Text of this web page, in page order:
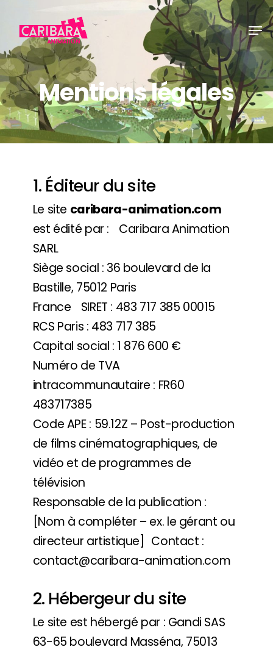
main
content
Mentions légales
1. Éditeur du site
Le site caribara-animation.com
est édité par : Caribara Animation
SARL
Siège social : 36 boulevard de la
Bastille, 75012 Paris
France SIRET : 483 717 385 00015
RCS Paris : 483 717 385
Capital social : 1 876 600 €
Numéro de TVA
intracommunautaire : FR60
483717385
Code APE : 59.12Z – Post-production
de films cinématographiques, de
vidéo et de programmes de
télévision
Responsable de la publication :
[Nom à compléter – ex. le gérant ou
directeur artistique] Contact :
contact@caribara-animation.com
2. Hébergeur du site
Le site est hébergé par : Gandi SAS
63-65 boulevard Masséna, 75013